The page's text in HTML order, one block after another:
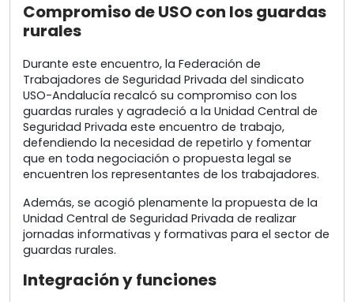
Compromiso de USO con los guardas
rurales
Durante este encuentro, la Federación de
Trabajadores de Seguridad Privada del sindicato
USO-Andalucía recalcó su compromiso con los
guardas rurales y agradeció a la Unidad Central de
Seguridad Privada este encuentro de trabajo,
defendiendo la necesidad de repetirlo y fomentar
que en toda negociación o propuesta legal se
encuentren los representantes de los trabajadores.
Además, se acogió plenamente la propuesta de la
Unidad Central de Seguridad Privada de realizar
jornadas informativas y formativas para el sector de
guardas rurales.
Integración y funciones